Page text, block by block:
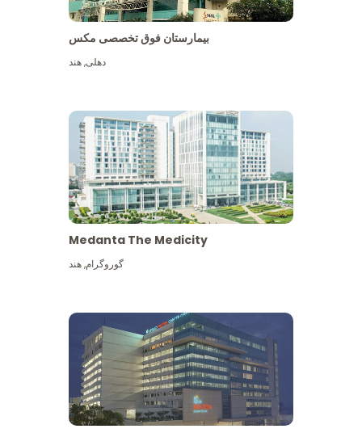
بیمارستان فوق تخصصی مکس
دهلی,هند
Medanta The Medicity
گوروگرام,هند